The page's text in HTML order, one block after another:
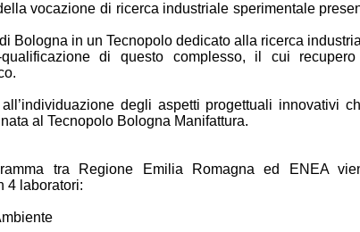
vocazione di ricerca industriale sperimentale
Bologna in un Tecnopolo dedicato alla ricerca
di questo complesso, il cui
degli aspetti progettuali innovativi
al Tecnopolo Bologna Manifattura.
tra Regione Emilia Romagna ed ENEA
4 laboratori: